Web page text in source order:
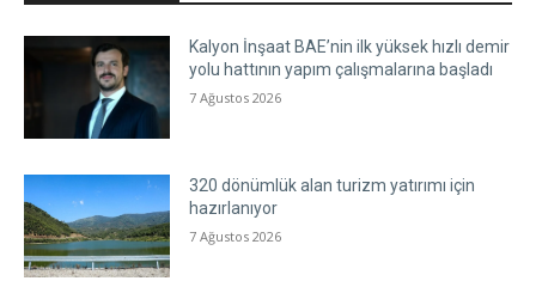
Kalyon İnşaat BAE’nin ilk yüksek hızlı demir
yolu hattının yapım çalışmalarına başladı
7 Ağustos 2026
320 dönümlük alan turizm yatırımı için
hazırlanıyor
7 Ağustos 2026